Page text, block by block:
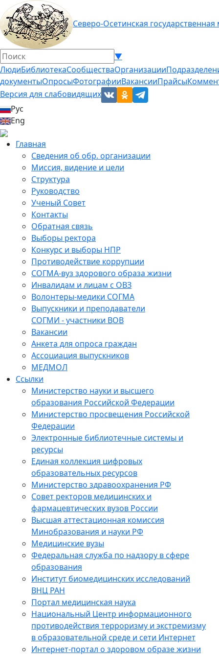
Северо-Осетинская
▼
ЛюдиБиблиотекаСообществаОрганизации
документыОпросыФотографииВакансииПрайсы
Версия для слабовидящих
Рус
Eng
Главная
Сведения об обр. организации
Миссия, видение и цели
Структура
Руководство
Ученый Совет
Контакты
Обратная связь
Выборы ректора
Конкурс и выборы НПР
Противодействие коррупции
СОГМА-вуз здорового образа жизни
Инвалидам и лицам с ОВЗ
Волонтеры-медики СОГМА
Выпускники и преподаватели
СОГМИ - участники ВОВ
Вакансии
Анкета для опроса граждан
Ассоциация выпускников
МЕДМОЛ
Ссылки
Министерство науки и высшего
образования Российской Федерации
Министерство просвещения Российской
Федерации
Электронные библиотечные системы и
ресурсы
Единая коллекция цифровых
образовательных ресурсов
Министерство здравоохранения РФ
Совет ректоров медицинских и
фармацевтических вузов России
Высшая аттестационная комиссия
Минобразования и науки РФ
Медицинские вузы
Федеральная служба по надзору в сфере
образования
Институт биомедицинских исследований
ВНЦ РАН
Портал медицинская наука
Национальный Центр информационного
противодействия терроризму и экстремизму
в образовательной среде и сети Интернет
Интернет-портал о здоровом образе жизни